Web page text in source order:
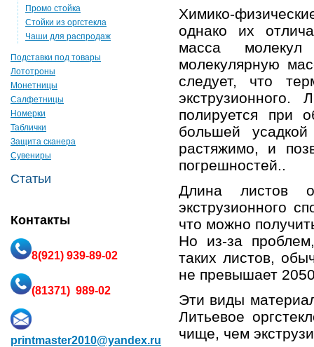
Промо стойка
Стойки из оргстекла
Чаши для распродаж
Подставки под товары
Лототроны
Монетницы
Салфетницы
Номерки
Таблички
Защита сканера
Сувениры
Статьи
Контакты
8(921) 939-89-02
(81371) 989-02
printmaster2010@yandex.ru
Химико-
однако их
масса
молекулярную
следует, что
экструзионного.
полируется при
большей
растяжимо, и
погрешностей..
Длиналистов
экструзионного
что можно
Но из-за
таких листов,
не превышает
Эти виды
Литьевое
чище, чем